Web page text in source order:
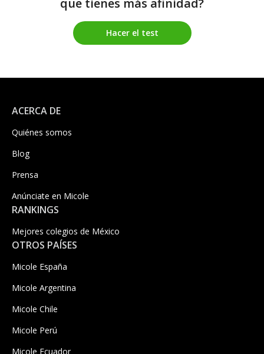
Hacer el test
ACERCA DE
Quiénes somos
Blog
Prensa
Anúnciate en Micole
RANKINGS
Mejores colegios de México
OTROS PAÍSES
Micole España
Micole Argentina
Micole Chile
Micole Perú
Micole Ecuador